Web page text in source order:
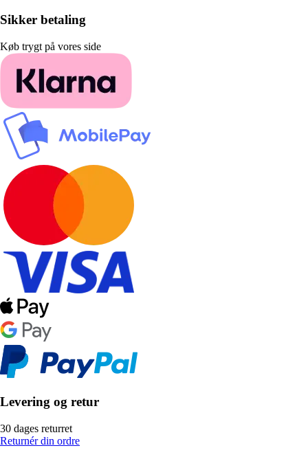
Sikker betaling
Køb trygt på vores side
Levering og retur
30 dages returret
Returnér din ordre